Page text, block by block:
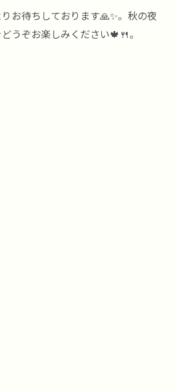
お待ちしております🙏✨。秋の夜
うぞお楽しみください🍁🍴。